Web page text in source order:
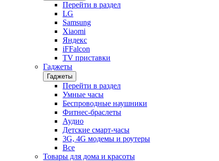
Перейти в раздел
LG
Samsung
Xiaomi
Яндекс
iFFalcon
TV приставки
Гаджеты
Гаджеты
Перейти в раздел
Умные часы
Беспроводные наушники
Фитнес-браслеты
Аудио
Детские смарт-часы
3G, 4G модемы и роутеры
Все
Товары для дома и красоты